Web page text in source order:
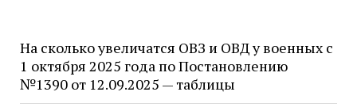
На сколько увеличатся ОВЗ и ОВД у военных с
1 октября 2025 года по Постановлению
№1390 от 12.09.2025 — таблицы